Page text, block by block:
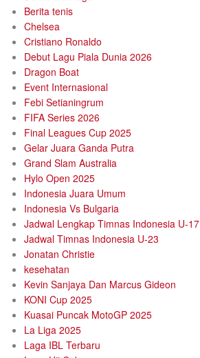
Berita tenis
Chelsea
Cristiano Ronaldo
Debut Lagu Piala Dunia 2026
Dragon Boat
Event Internasional
Febi Setianingrum
FIFA Series 2026
Final Leagues Cup 2025
Gelar Juara Ganda Putra
Grand Slam Australia
Hylo Open 2025
Indonesia Juara Umum
Indonesia Vs Bulgaria
Jadwal Lengkap Timnas Indonesia U-17
Jadwal Timnas Indonesia U-23
Jonatan Christie
kesehatan
Kevin Sanjaya Dan Marcus Gideon
KONI Cup 2025
Kuasai Puncak MotoGP 2025
La Liga 2025
Laga IBL Terbaru